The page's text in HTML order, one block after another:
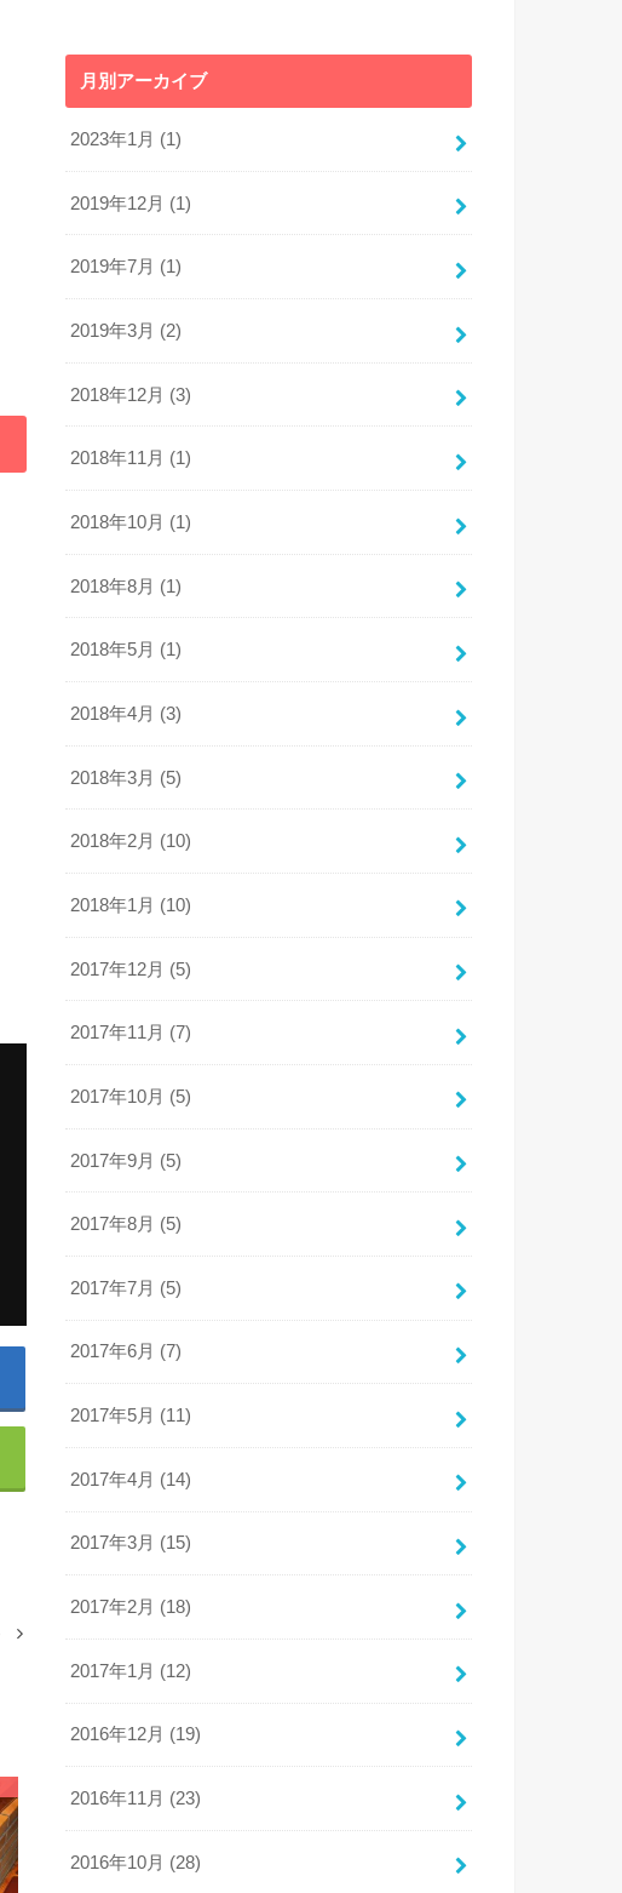
月別アーカイブ
2023年1月 (1)
2019年12月 (1)
2019年7月 (1)
2019年3月 (2)
2018年12月 (3)
2018年11月 (1)
2018年10月 (1)
2018年8月 (1)
2018年5月 (1)
2018年4月 (3)
2018年3月 (5)
2018年2月 (10)
2018年1月 (10)
2017年12月 (5)
2017年11月 (7)
2017年10月 (5)
2017年9月 (5)
2017年8月 (5)
2017年7月 (5)
2017年6月 (7)
2017年5月 (11)
2017年4月 (14)
2017年3月 (15)
2017年2月 (18)
2017年1月 (12)
2016年12月 (19)
2016年11月 (23)
2016年10月 (28)